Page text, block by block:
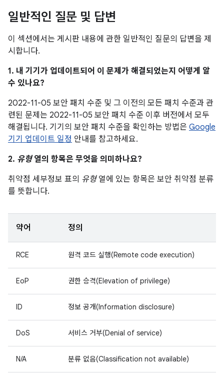
일반적인 질문 및 답변
이 섹션에서는 게시판 내용에 관한 일반적인 질문의 답변을 제
시합니다.
1. 내 기기가 업데이트되어 이 문제가 해결되었는지 어떻게 알
수 있나요?
2022-11-05 보안 패치 수준 및 그 이전의 모든 패치 수준과 관
련된 문제는 2022-11-05 보안 패치 수준 이후 버전에서 모두
해결됩니다. 기기의 보안 패치 수준을 확인하는 방법은 Google
기기 업데이트 일정 안내를 참고하세요.
2. 유형열의 항목은 무엇을 의미하나요?
취약점 세부정보 표의 유형열에 있는 항목은 보안 취약점 분류
를 뜻합니다.
약어 정의
RCE 원격 코드 실행(Remote code execution)
EoP 권한 승격(Elevation of privilege)
ID 정보 공개(Information disclosure)
DoS 서비스 거부(Denial of service)
N/A 분류 없음(Classification not available)